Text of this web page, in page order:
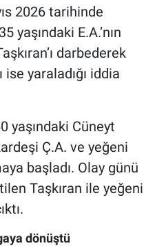
2026 tarihinde
yaşındaki E.A.’nın
darbederek
ise yaraladığı iddia
yaşındaki Cüneyt
Ç.A. ve yeğeni
başladı. Olay günü
Taşkıran ile yeğeni
dönüştü